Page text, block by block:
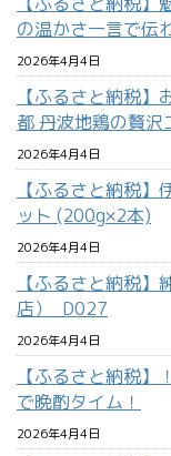
の温かさ一言で伝
2026年4月4日
【ふるさと納税
都 丹波地鶏の贅沢
2026年4月4日
【ふるさと納税
ット (200g×2本)
2026年4月4日
【ふるさと納税
店）_D027
2026年4月4日
【ふるさと納税】
で晩酌タイム！
2026年4月4日